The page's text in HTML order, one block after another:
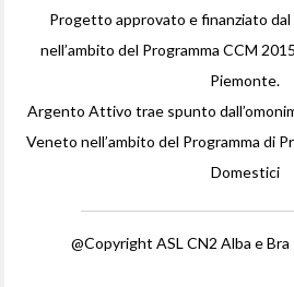
Progetto approvato e finanziato
nell’ambito del Programma CCM
Piemonte.
Argento Attivo trae spunto
Veneto nell’ambito del Programma di
Domestici
@Copyright ASL CN2 Alba e